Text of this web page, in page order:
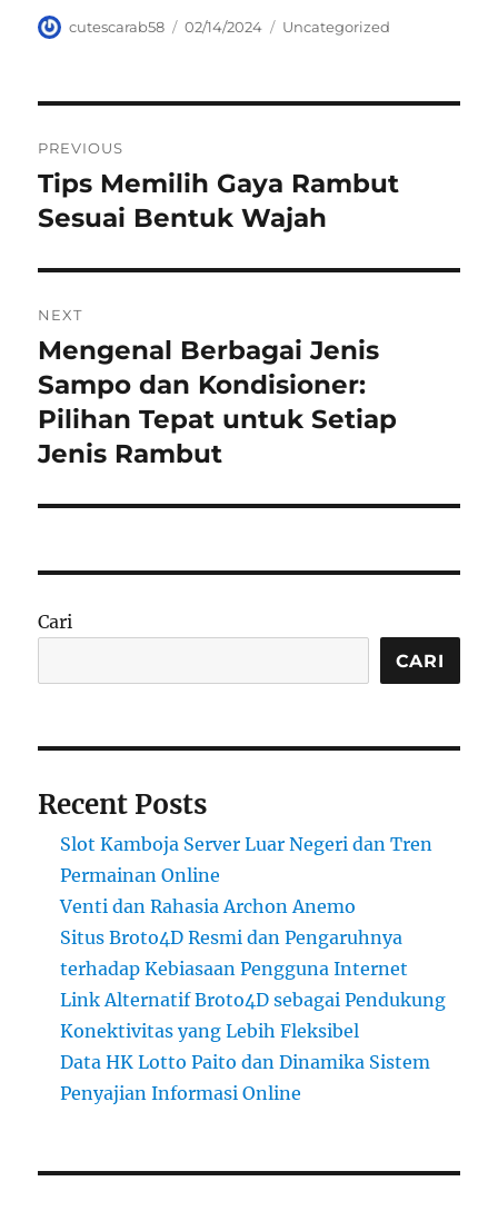
Author
cutescarab58
Posted
02/14/2024 Categories
Uncategorized
pos
PREVIOUS
Previous
post:
Tips Memilih Gaya Rambut
Sesuai Bentuk Wajah
NEXT
Next
post:
Mengenal Berbagai Jenis
Sampo dan Kondisioner:
Pilihan Tepat untuk Setiap
Jenis Rambut
Cari
CARI
Recent Posts
Slot Kamboja Server Luar Negeri dan Tren
Permainan Online
Venti dan Rahasia Archon Anemo
Situs Broto4D Resmi dan Pengaruhnya
terhadap Kebiasaan Pengguna Internet
Link Alternatif Broto4D sebagai Pendukung
Konektivitas yang Lebih Fleksibel
Data HK Lotto Paito dan Dinamika Sistem
Penyajian Informasi Online